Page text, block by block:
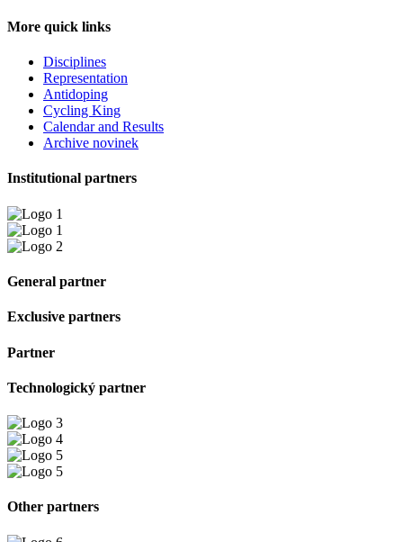
More quick links
Disciplines
Representation
Antidoping
Cycling King
Calendar and Results
Archive novinek
Institutional partners
General partner
Exclusive partners
Partner
Technologický partner
Other partners